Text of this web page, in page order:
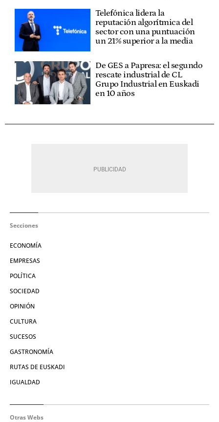
Telefónica lidera la
reputación algorítmica del
sector con una puntuación
un 21% superior a la media
De GES a Papresa: el segundo
rescate industrial de CL
Grupo Industrial en Euskadi
en 10 años
Secciones
ECONOMÍA
EMPRESAS
POLÍTICA
SOCIEDAD
OPINIÓN
CULTURA
SUCESOS
GASTRONOMÍA
RUTAS DE EUSKADI
IGUALDAD
Otras Webs